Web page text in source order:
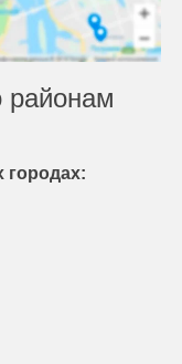
городах: